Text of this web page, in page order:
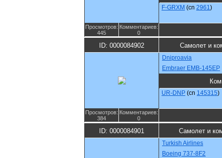
F-GRXM (cn 2961)
Просмотров:
445
Комментариев:
0
ID: 0000084902 Самолет и
Dniproavia
Embraer EMB-145EP
UR-DNP (cn 145315)
Просмотров:
384
Комментариев:
0
ID: 0000084901 Самолет и
Turkish Airlines
Boeing 737-8F2